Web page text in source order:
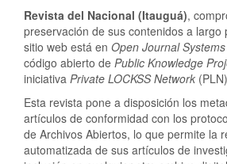
Revista del Nacional (Itauguá),
preservación de sus contenidos a largo
sitio web está en Open Journal Systems
código abierto de Public Knowledge
iniciativa Private LOCKSS Network
Esta revista pone a disposición los
artículos de conformidad con los
de Archivos Abiertos, lo que permite la
automatizada de sus artículos de